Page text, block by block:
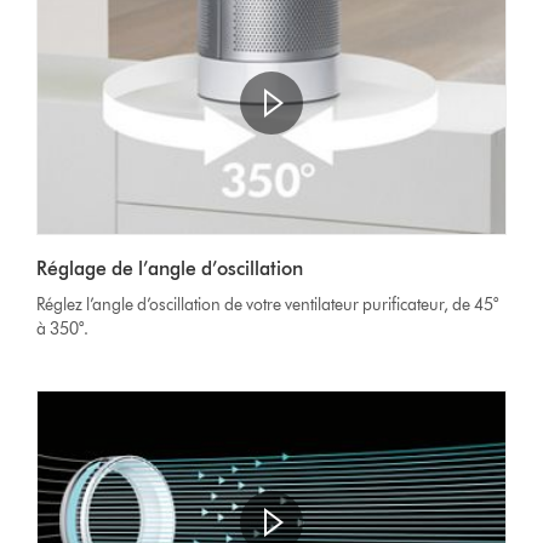
Transcript
la
transcription
de
la
vidéo
Réglage de l’angle d’oscillation
Réglez l’angle d’oscillation de votre ventilateur purificateur, de 45°
à 350°.